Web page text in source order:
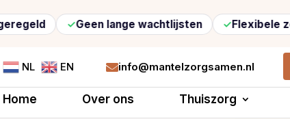
Geen lange wachtlijsten Flexibele zorg op
NL EN info@mantelzorgsamen.nl
Home Over ons Thuiszorg